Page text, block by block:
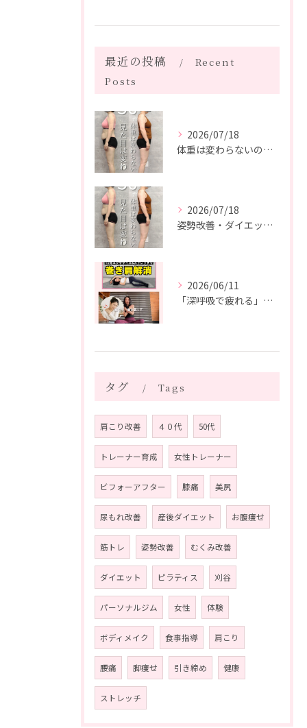
最近の投稿
Recent
Posts
2026/07/18
体重は変わらないのに、見た目は変わった。
2026/07/18
姿勢改善・ダイエット・ピラティス【５０代・M様】
2026/06/11
「深呼吸で疲れる」の、実は普通じゃありません。
タグ Tags
肩こり改善 ４０代 50代
トレーナー育成 女性トレーナー
ビフォーアフター 膝痛 美尻
尿もれ改善 産後ダイエット お腹痩せ
筋トレ 姿勢改善 むくみ改善
ダイエット ピラティス 刈谷
パーソナルジム 女性 体験
ボディメイク 食事指導 肩こり
腰痛 脚痩せ 引き締め 健康
ストレッチ